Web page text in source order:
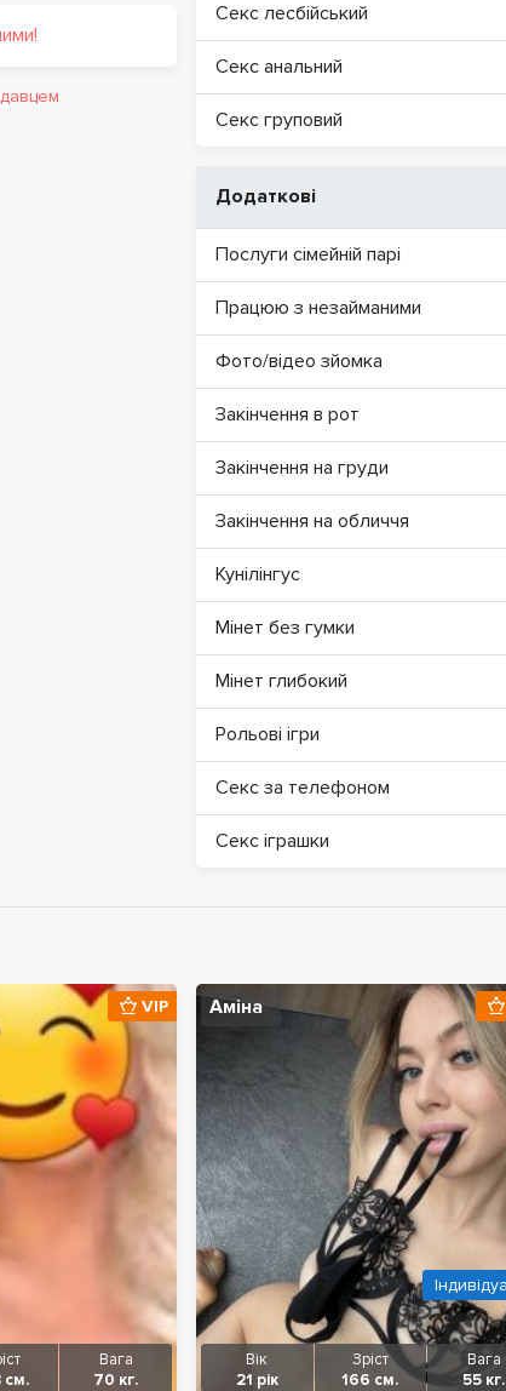
Секс лесбійський
Секс анальний
Секс груповий
Додаткові
Послуги сімейній парі
Працюю з незайманими
Фото/відео зйомка
Закінчення в рот
Закінчення на груди
Закінчення на обличчя
Кунілінгус
Мінет без гумки
Мінет глибокий
Рольові ігри
Секс за телефоном
Секс іграшки
см.
Вага
70 кг.
VIP Аміна
Вік
21 рік
Зріст
166 см.
Вага
55 кг.